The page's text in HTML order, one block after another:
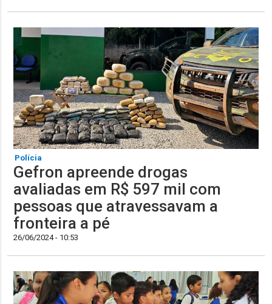
Polícia
Gefron apreende drogas
avaliadas em R$ 597 mil com
pessoas que atravessavam a
fronteira a pé
26/06/2024 - 10:53